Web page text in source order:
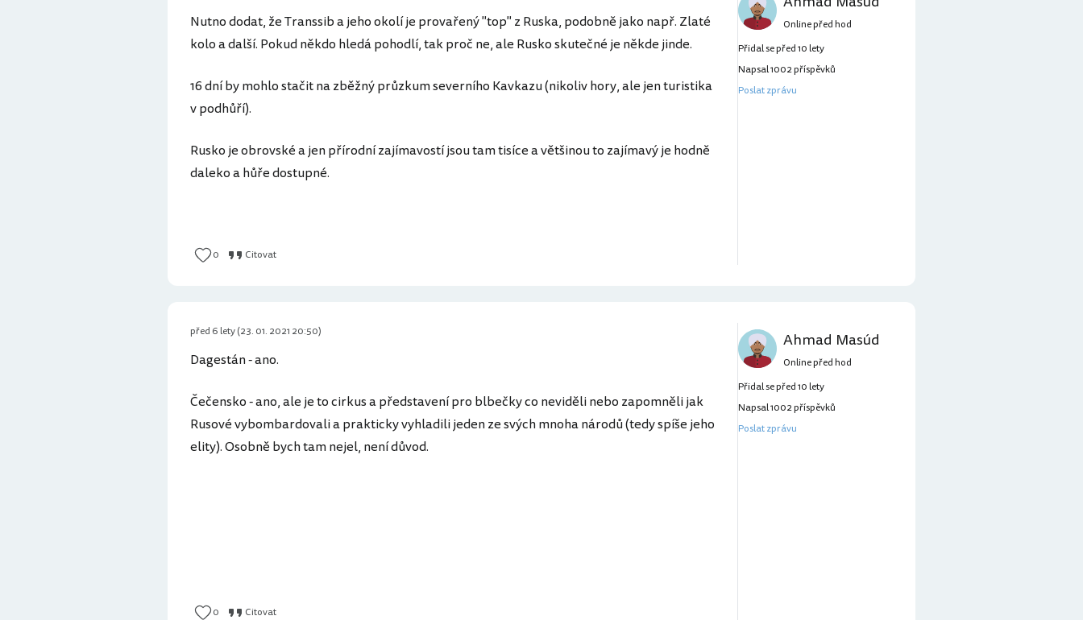
Nutno dodat, že Transsib a jeho okolí je provařený "top" z Ruska, podobně jako např. Zlaté
kolo a další. Pokud někdo hledá pohodlí, tak proč ne, ale Rusko skutečné je někde jinde.
16 dní by mohlo stačit na zběžný průzkum severního Kavkazu (nikoliv hory, ale jen turistika
v podhůří).
Rusko je obrovské a jen přírodní zajímavostí jsou tam tisíce a většinou to zajímavý je hodně
daleko a hůře dostupné.
0 Citovat
Online před hod
Přidal se před 10 lety
Napsal 1002 příspěvků
Poslat zprávu
Dagestán - ano.
Čečensko - ano, ale je to cirkus a představení pro blbečky co neviděli nebo zapomněli jak
Rusové vybombardovali a prakticky vyhladili jeden ze svých mnoha národů (tedy spíše jeho
elity). Osobně bych tam nejel, není důvod.
0 Citovat
Ahmad Masúd
před 6 lety (23. 01. 2021 20:50)
Online před hod
Přidal se před 10 lety
Napsal 1002 příspěvků
Poslat zprávu